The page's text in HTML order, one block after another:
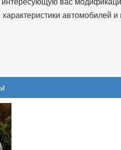
вас
характеристики автомобилей